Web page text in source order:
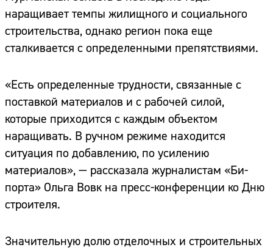
наращивает темпы жилищного и социального
строительства, однако регион пока еще
сталкивается с определенными препятствиями.
«Есть определенные трудности, связанные с
поставкой материалов и с рабочей силой,
которые приходится с каждым объектом
наращивать. В ручном режиме находится
ситуация по добавлению, по усилению
материалов», — рассказала журналистам «Би-
порта» Ольга Вовк на пресс-конференции ко Дню
строителя.
Значительную долю отделочных и строительных